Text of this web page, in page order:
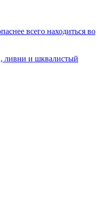
всего находиться во
ливни и шквалистый